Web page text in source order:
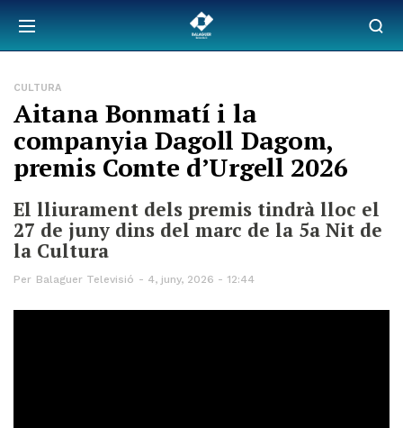
CULTURA
Aitana Bonmatí i la
companyia Dagoll Dagom,
premis Comte d’Urgell 2026
El lliurament dels premis tindrà lloc el
27 de juny dins del marc de la 5a Nit de
la Cultura
Per Balaguer Televisió 4, juny, 2026 - 12:44